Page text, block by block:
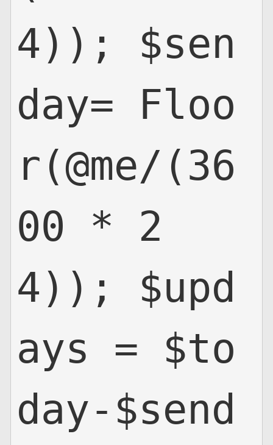
4)); $sen
day= Floo
r(@me/(36
00 * 2
4)); $upd
ays = $to
day-$send